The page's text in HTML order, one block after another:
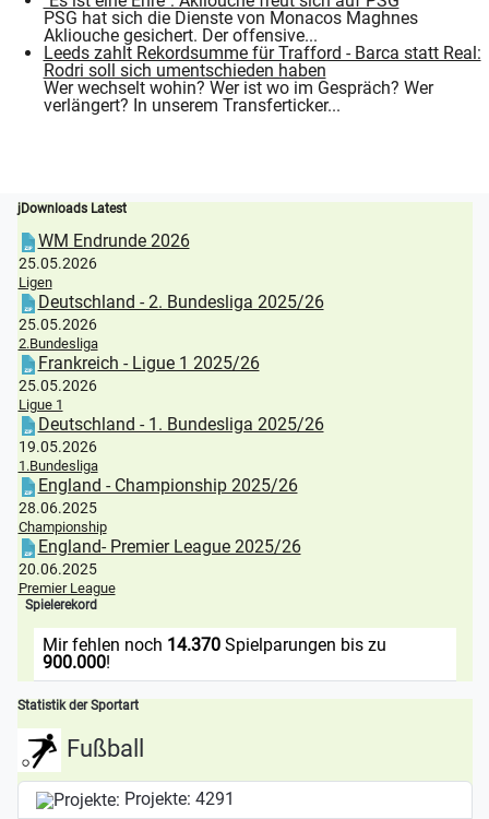
PSG hat sich die Dienste von Monacos Maghnes
Akliouche gesichert. Der offensive...
Leeds zahlt Rekordsumme für Trafford - Barca statt Real:
Rodri soll sich umentschieden haben
Wer wechselt wohin? Wer ist wo im Gespräch? Wer
verlängert? In unserem Transferticker...
jDownloads Latest
WM Endrunde 2026
25.05.2026
Ligen
Deutschland - 2. Bundesliga 2025/26
25.05.2026
2.Bundesliga
Frankreich - Ligue 1 2025/26
25.05.2026
Ligue 1
Deutschland - 1. Bundesliga 2025/26
19.05.2026
1.Bundesliga
England - Championship 2025/26
28.06.2025
Championship
England- Premier League 2025/26
20.06.2025
Premier League
Spielerekord
Mir fehlen noch 14.370Spielparungen bis zu
900.000!
Statistik der Sportart
Fußball
Projekte: 4291